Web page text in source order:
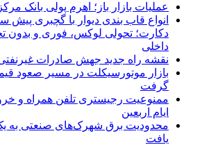
عملیات بازار باز؛ اهرم پولی بانک
انواع قاب بندی دیوار با گچبری پیش
دکارت؛ تحولی لوکس، فوری و بدون
داخلی
نقشه راه جدید جهش صادرات
بازار موتورسیکلت در مسیر صعود
گرفت
ممنوعیت رجیستری تلفن همراه و
ایام اربعین
محدودیت برق شهرک‌های صنعتی به
یافت